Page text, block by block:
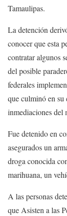
Tamaulipas.
La detención
conocer que esta
contratar algunos
del posible
federales
que culminó en su
inmediaciones del
Fue detenido en
asegurados un
droga conocida
marihuana, un
A las personas
que Asisten a las